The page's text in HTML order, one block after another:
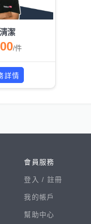
潔
/件
詳情
會員服務
登入 / 註冊
我的帳戶
幫助中心